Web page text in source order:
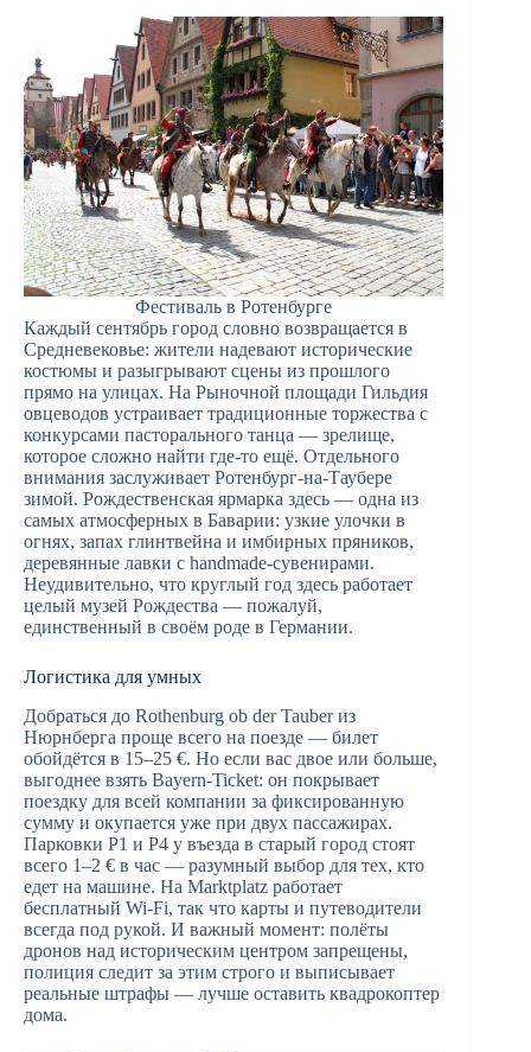
Фестиваль в Ротенбурге
Каждый сентябрь город словно возвращается в
Средневековье: жители надевают исторические
костюмы и разыгрывают сцены из прошлого
прямо на улицах. На Рыночной площади Гильдия
овцеводов устраивает традиционные торжества с
конкурсами пасторального танца — зрелище,
которое сложно найти где-то ещё. Отдельного
внимания заслуживает Ротенбург-на-Таубере
зимой. Рождественская ярмарка здесь — одна из
самых атмосферных в Баварии: узкие улочки в
огнях, запах глинтвейна и имбирных пряников,
деревянные лавки с handmade-сувенирами.
Неудивительно, что круглый год здесь работает
целый музей Рождества — пожалуй,
единственный в своём роде в Германии.
Логистика для умных
Добраться до Rothenburg ob der Tauber из
Нюрнберга проще всего на поезде — билет
обойдётся в 15–25 €. Но если вас двое или больше,
выгоднее взять Bayern-Ticket: он покрывает
поездку для всей компании за фиксированную
сумму и окупается уже при двух пассажирах.
Парковки P1 и P4 у въезда в старый город стоят
всего 1–2 € в час — разумный выбор для тех, кто
едет на машине. На Marktplatz работает
бесплатный Wi-Fi, так что карты и путеводители
всегда под рукой. И важный момент: полёты
дронов над историческим центром запрещены,
полиция следит за этим строго и выписывает
реальные штрафы — лучше оставить квадрокоптер
дома.